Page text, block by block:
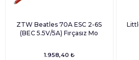
ZTW Beatles 70A ESC 2-6S
(BEC 5.5V/5A) Fırçasız Mo
1.958,40 ₺